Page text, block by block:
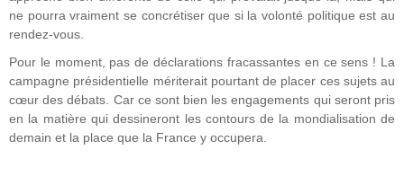
ne pourra vraiment se concrétiser que si la volonté politique est au
rendez-vous.
Pour le moment, pas de déclarations fracassantes en ce sens ! La
campagne présidentielle mériterait pourtant de placer ces sujets au
cœur des débats. Car ce sont bien les engagements qui seront pris
en la matière qui dessineront les contours de la mondialisation de
demain et la place que la France y occupera.